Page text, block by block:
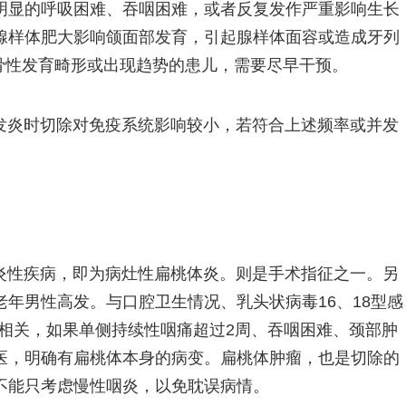
的呼吸困难、吞咽困难，或者反复发作严重影响生长
体肥大影响颌面部发育，引起腺样体面容或造成牙列
发育畸形或出现趋势的患儿，需要尽早干预。
时切除对免疫系统影响较小，若符合上述频率或并发
疾病，即为病灶性扁桃体炎。则是手术指征之一。另
男性高发。与口腔卫生情况、乳头状病毒16、18型感
关，如果单侧持续性咽痛超过2周、吞咽困难、颈部肿
明确有扁桃体本身的病变。扁桃体肿瘤，也是切除的
只考虑慢性咽炎，以免耽误病情。